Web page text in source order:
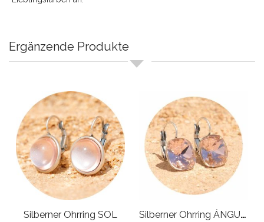
Ergänzende Produkte
Silberner Ohrring SOL Silberner Ohrring ÁNGULO